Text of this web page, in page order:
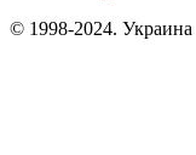
© 1998-2024. Украина